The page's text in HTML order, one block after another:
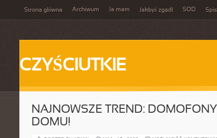
Strona główna Archiwum Ja mam Jakbyś zgadł SOD
CZYŚCIUTKIE
NAJNOWSZE TREND:
DOMU!